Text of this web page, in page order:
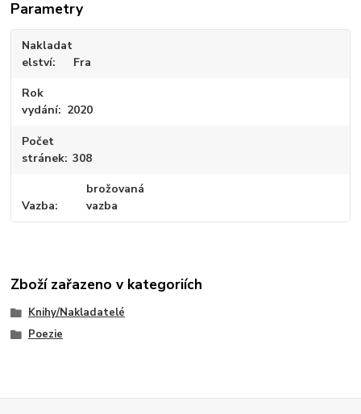
Parametry
Nakladat
elství
Fra
Rok
vydání
2020
Počet
stránek 308
Vazba
brožovaná
vazba
Zboží zařazeno v kategoriích
Knihy/Nakladatelé
Poezie